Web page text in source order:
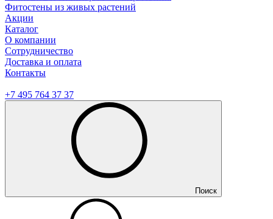
Фитостены из живых растений
Акции
Каталог
О компании
Сотрудничество
Доставка и оплата
Контакты
+7 495 764 37 37
Поиск